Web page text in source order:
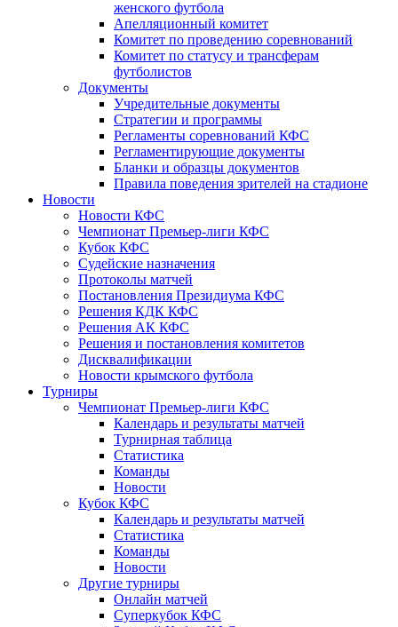
женского футбола
Апелляционный комитет
Комитет по проведению соревнований
Комитет по статусу и трансферам
футболистов
Документы
Учредительные документы
Стратегии и программы
Регламенты соревнований КФС
Регламентирующие документы
Бланки и образцы документов
Правила поведения зрителей на стадионе
Новости
Новости КФС
Чемпионат Премьер-лиги КФС
Кубок КФС
Судейские назначения
Протоколы матчей
Постановления Президиума КФС
Решения КДК КФС
Решения АК КФС
Решения и постановления комитетов
Дисквалификации
Новости крымского футбола
Турниры
Чемпионат Премьер-лиги КФС
Календарь и результаты матчей
Турнирная таблица
Статистика
Команды
Новости
Кубок КФС
Календарь и результаты матчей
Статистика
Команды
Новости
Другие турниры
Онлайн матчей
Суперкубок КФС